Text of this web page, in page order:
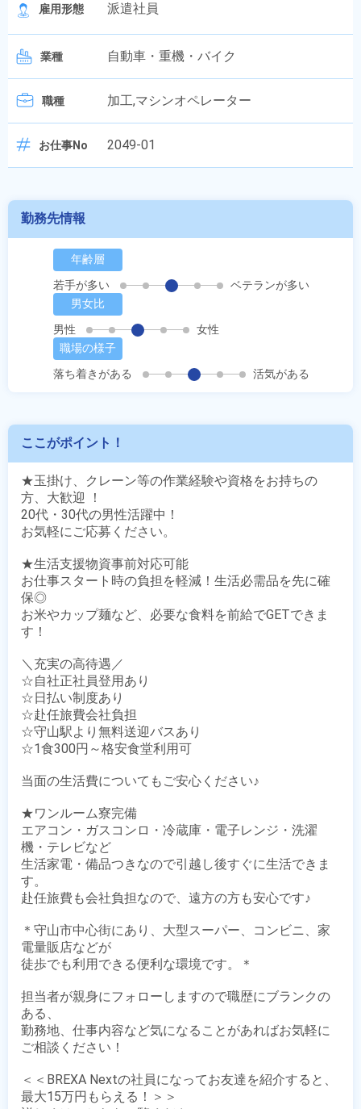
雇用形態 派遣社員
業種 自動車・重機・バイク
職種 加工,マシンオペレーター
お仕事No 2049-01
勤務先情報
年齢層
若手が多い
ベテランが多い
男女比
男性
女性
職場の様子
落ち着きがある
活気がある
ここがポイント！
★玉掛け、クレーン等の作業経験や資格をお持ちの
方、大歓迎 ！
20代・30代の男性活躍中！
お気軽にご応募ください。
★生活支援物資事前対応可能
お仕事スタート時の負担を軽減！生活必需品を先に確
保◎
お米やカップ麺など、必要な食料を前給でGETできま
す！
＼充実の高待遇／
☆自社正社員登用あり
☆日払い制度あり
☆赴任旅費会社負担
☆守山駅より無料送迎バスあり
☆1食300円～格安食堂利用可
当面の生活費についてもご安心ください♪
★ワンルーム寮完備
エアコン・ガスコンロ・冷蔵庫・電子レンジ・洗濯
機・テレビなど
生活家電・備品つきなので引越し後すぐに生活できま
す。
赴任旅費も会社負担なので、遠方の方も安心です♪
＊守山市中心街にあり、大型スーパー、コンビニ、家
電量販店などが
徒歩でも利用できる便利な環境です。＊
担当者が親身にフォローしますので職歴にブランクの
ある、
勤務地、仕事内容など気になることがあればお気軽に
ご相談ください！
＜＜BREXA Nextの社員になってお友達を紹介すると、
最大15万円もらえる！＞＞